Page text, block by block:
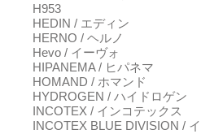
H953
HEDIN / エディン
HERNO / ヘルノ
Hevo / イーヴォ
HIPANEMA / ヒパネマ
HOMAND / ホマンド
HYDROGEN / ハイドロゲン
INCOTEX / インコテックス
INCOTEX BLUE DIVISION /